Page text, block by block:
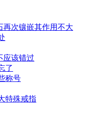
再次镶嵌其作用不大
应该错过
了
称号
特殊戒指